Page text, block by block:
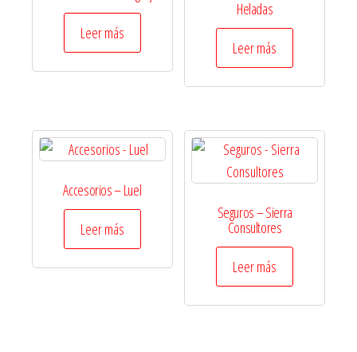
Leer más
Heladas
Leer más
Accesorios – Luel
Leer más
Seguros – Sierra
Consultores
Leer más